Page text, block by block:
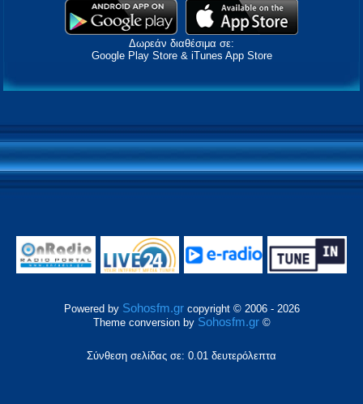
Δωρεάν διαθέσιμα σε:
Google Play Store & iTunes App Store
Powered by Sohosfm.grcopyright © 2006 - 2026
Theme conversion by Sohosfm.gr©
Σύνθεση σελίδας σε: 0.01 δευτερόλεπτα